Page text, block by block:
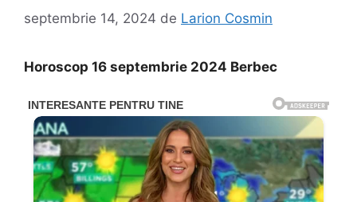
septembrie 14, 2024 de Larion Cosmin
Horoscop 16 septembrie 2024 Berbec